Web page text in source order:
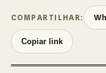
COMPARTILHAR:
Copiar link